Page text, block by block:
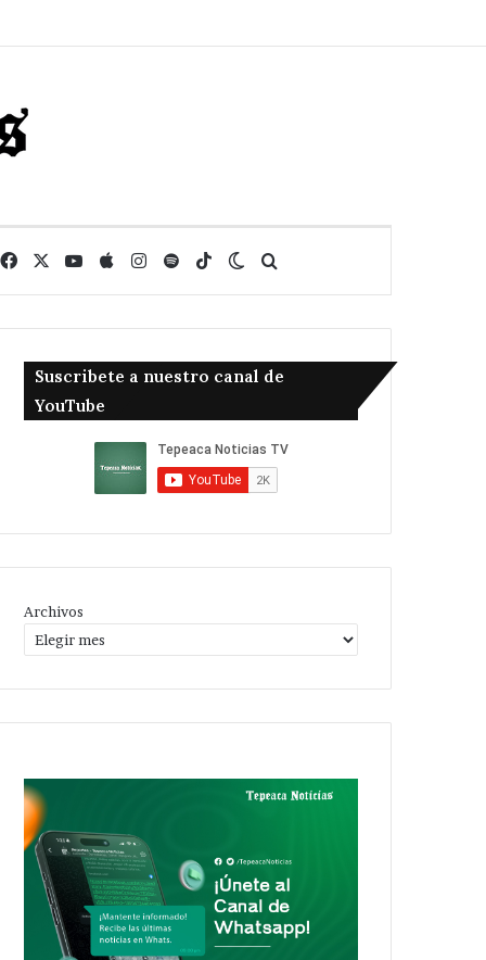
FacebookYouTube
AppleInstagram
SpotifyTikTokSwitch skin
Suscribete a nuestro canal de
YouTube
Archivos